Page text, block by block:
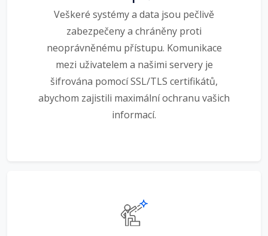
Veškeré systémy a data jsou pečlivě
zabezpečeny a chráněny proti
neoprávněnému přístupu. Komunikace
mezi uživatelem a našimi servery je
šifrována pomocí SSL/TLS certifikátů,
abychom zajistili maximální ochranu vašich
informací.